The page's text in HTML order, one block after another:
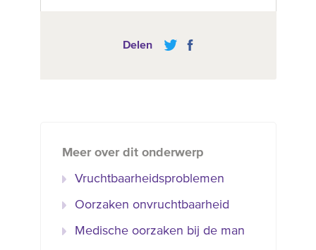
Delen
Meer over dit onderwerp
Vruchtbaarheidsproblemen
Oorzaken onvruchtbaarheid
Medische oorzaken bij de man